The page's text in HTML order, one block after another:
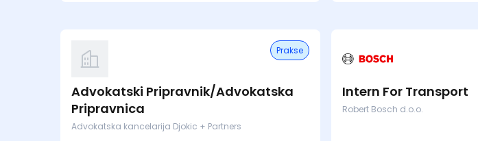
Prakse
Advokatski Pripravnik/Advokatska
Pripravnica
Advokatska kancelarija Djokic + Partners
Intern For Transport
Robert Bosch d.o.o.